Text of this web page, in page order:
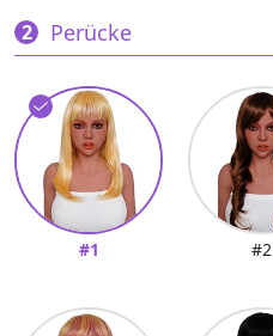
Perücke
#1 #2